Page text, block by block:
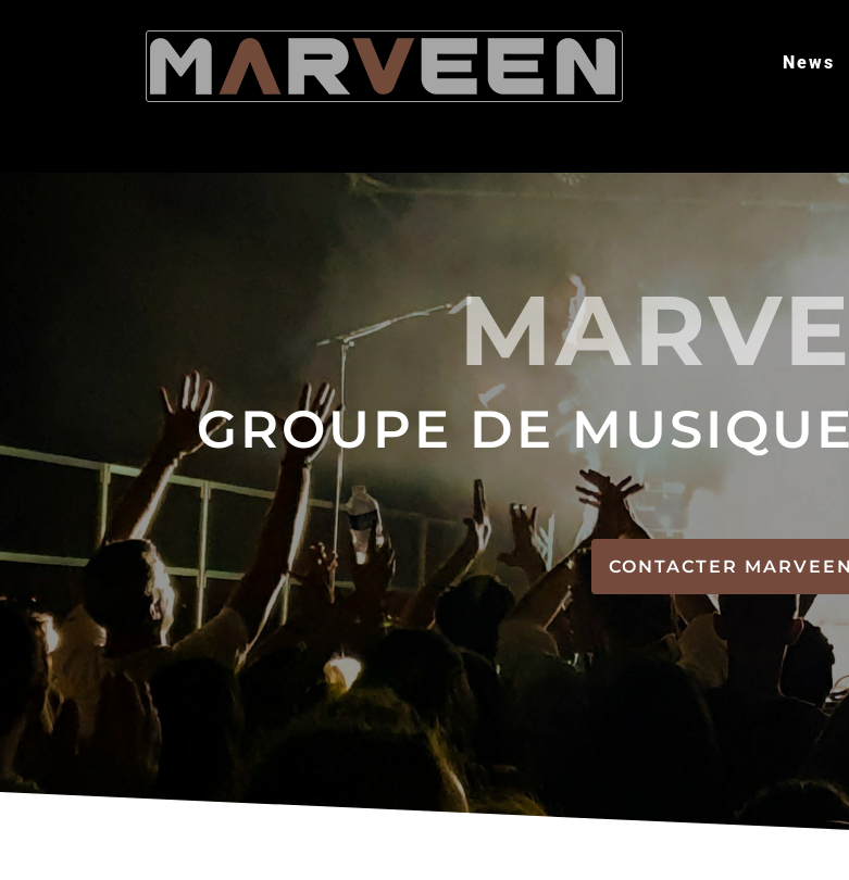
News
GROUPE DE
CONTACTER MARVEEN